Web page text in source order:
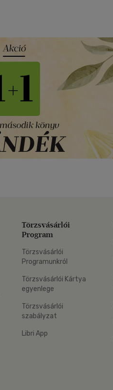
Törzsvásárlói
Program
Törzsvásárlói
Programunkról
Törzsvásárlói Kártya
egyenlege
Törzsvásárlói
szabályzat
Libri App